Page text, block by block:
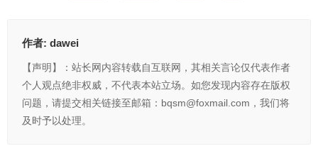
作者: dawei
【声明】：站长网内容转载自互联网，其相关言论仅代表作者
个人观点绝非权威，不代表本站立场。如您发现内容存在版权
问题，请提交相关链接至邮箱：bqsm@foxmail.com，我们将
及时予以处理。